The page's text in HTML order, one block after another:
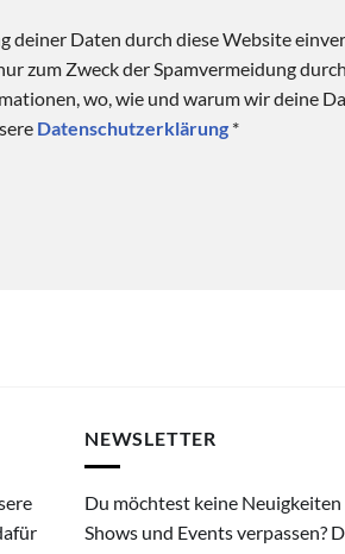
deiner Daten durch diese Website
zum Zweck der Spamvermeidung
wo, wie und warum wir deine
Datenschutzerklärung *
NEWSLETTER
Du möchtest keine
Shows und Events verpassen?